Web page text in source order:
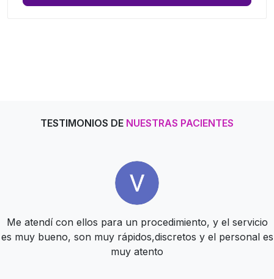
TESTIMONIOS DE NUESTRAS PACIENTES
Estupenda atención desde hace más de 10 años. súper
profesionales
Me atendí con ellos para un procedimiento, y el servicio
es muy bueno, son muy rápidos,discretos y el personal es
muy atento
Tienen un muy bien servicio, todos son muy amables y te
atienden con delicadeza